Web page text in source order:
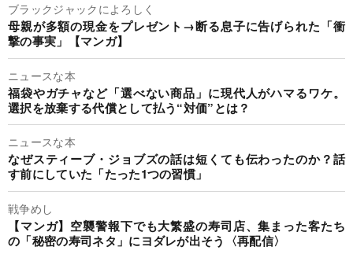
ブラックジャックによろしく
母親が多額の現金をプレゼント→断る息子に告げられた「衝
撃の事実」【マンガ】
ニュースな本
福袋やガチャなど「選べない商品」に現代人がハマるワケ。
選択を放棄する代償として払う“対価”とは？
ニュースな本
なぜスティーブ・ジョブズの話は短くても伝わったのか？話
す前にしていた「たった1つの習慣」
戦争めし
【マンガ】空襲警報下でも大繁盛の寿司店、集まった客たち
の「秘密の寿司ネタ」にヨダレが出そう〈再配信〉